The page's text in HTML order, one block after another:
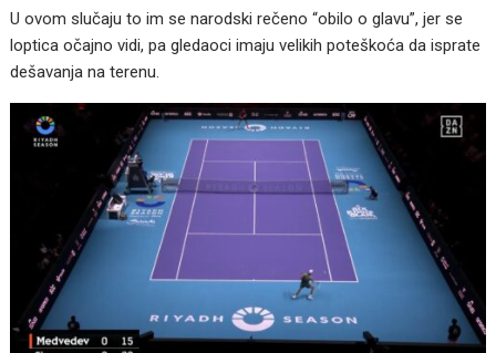
U ovom slučaju to im se narodski rečeno “obilo o glavu”, jer se
loptica očajno vidi, pa gledaoci imaju velikih poteškoća da isprate
dešavanja na terenu.